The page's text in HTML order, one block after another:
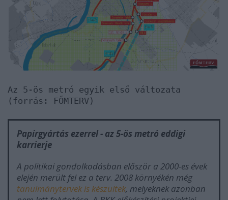
Az 5-ös metró egyik első változata
(forrás: FŐMTERV)
Papírgyártás ezerrel - az 5-ös metró eddigi
karrierje
A politikai gondolkodásban először a 2000-es évek
elején merült fel ez a terv. 2008 környékén még
tanulmánytervek is készültek, melyeknek azonban